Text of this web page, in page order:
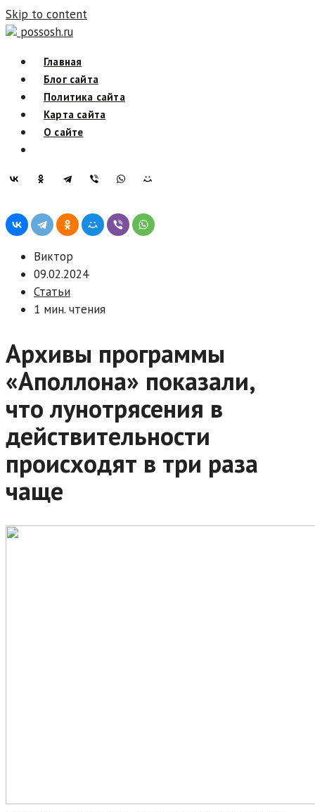
Skip to content
possosh.ru
Главная
Блог сайта
Политика сайта
Карта сайта
О сайте
Виктор
09.02.2024
Статьи
1 мин. чтения
Архивы программы
«Аполлона» показали,
что лунотрясения в
действительности
происходят в три раза
чаще